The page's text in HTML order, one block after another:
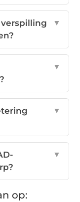
▼
▼
▼
▼
op: